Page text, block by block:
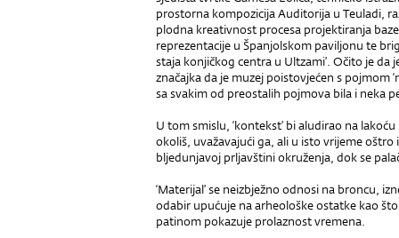
prostorna kompozicija Auditorija u Teuladi,
plodna kreativnost procesa projektiranja
reprezentacije u Španjolskom paviljonu te
staja konjičkog centra u Ultzami’. Očito je
značajka da je muzej poistovjećen s pojmom
sa svakim od preostalih pojmova bila i neka
U tom smislu, ‘kontekst’ bi aludirao na
okoliš, uvažavajući ga, ali u isto vrijeme
bljedunjavoj prljavštini okruženja, dok se
‘Materijal’ se neizbježno odnosi na broncu,
odabir upućuje na arheološke ostatke kao
patinom pokazuje prolaznost vremena.